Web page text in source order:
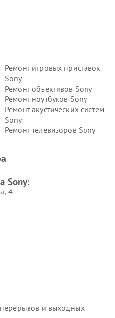
Ремонт игровых приставок
Sony
Ремонт объективов Sony
Ремонт ноутбуков Sony
Ремонт акустических систем
Sony
Ремонт телевизоров Sony
Sony:
4
и выходных